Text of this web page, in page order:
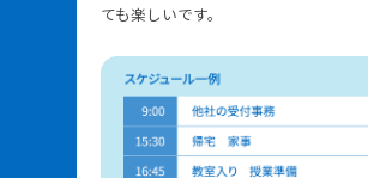
ても楽しいです。